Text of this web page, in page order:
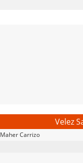
Velez
Maher Carrizo